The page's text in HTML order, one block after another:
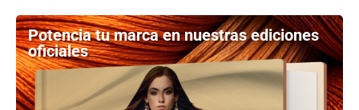
Potencia tu marca en nuestras ediciones
oficiales